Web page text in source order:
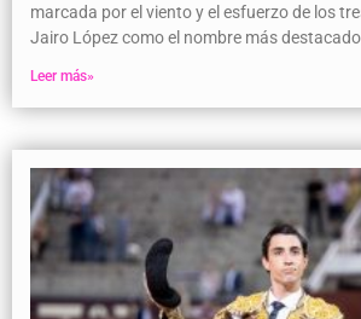
marcada por el viento y el esfuerzo de los
Jairo López como el nombre más
Leer más»